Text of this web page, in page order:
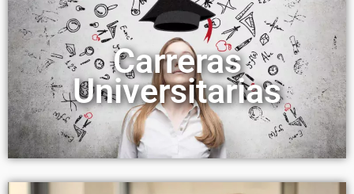
Carreras
Universitarias